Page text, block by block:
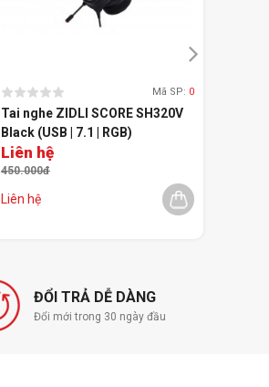
Mã SP: 0
Tai nghe ZIDLI SCORE SH320V
Black (USB | 7.1 | RGB)
Liên hệ
450.000đ
Liên hệ
ĐỔI TRẢ DỄ DÀNG
Đổi mới trong 30 ngày đầu